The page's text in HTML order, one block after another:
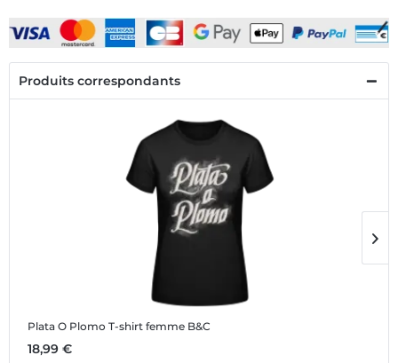
Produits correspondants
Plata O Plomo T-shirt femme B&C
18,99 €